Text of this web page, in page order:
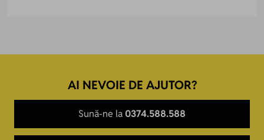
AI NEVOIE DE AJUTOR?
Sună-ne la 0374.588.588